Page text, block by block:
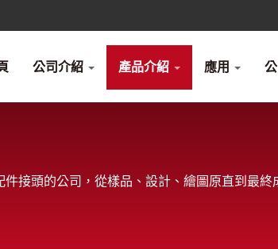
公司介紹 產品介紹 應用
接頭的公司，從樣品、設計、繪圖原直到最